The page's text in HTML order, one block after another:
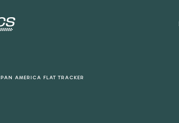
PAN AMERICA FLAT TRACKER